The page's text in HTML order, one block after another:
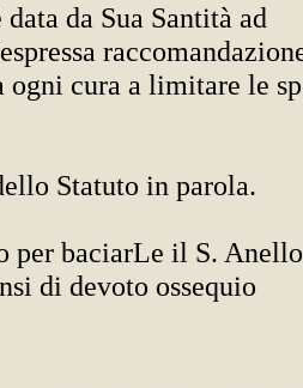
da Sua Santità ad
ogni cura a limitare le
Statuto in parola.
per baciarLe il S.
di devoto ossequio